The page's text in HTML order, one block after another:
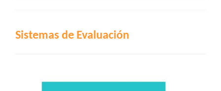
INDIZACIÓN
Sistemas de Evaluación